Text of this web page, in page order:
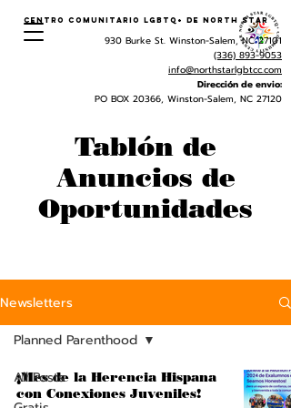
Centro Comunitario LGBTQ+ de North Star
930 Burke St. Winston-Salem, NC 27101
(336) 893-9053
info@northstarlgbtcc.com
Dirección de envio:
PO BOX 20366, Winston-Salem, NC 27120
Tablón de
Anuncios de
Oportunidades
Newsletters
All Posts
Planned Parenthood
¡Mes de la Herencia Hispana
con Conexiones Juveniles!